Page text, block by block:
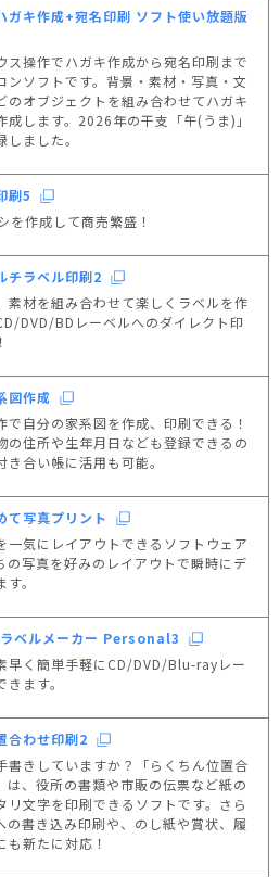
ガキ作成+宛名印刷 ソフト使い放題版
ス操作でハガキ作成から宛名印刷まで
ンソフトです。背景・素材・写真・文
のオブジェクトを組み合わせてハガキ
成します。2026年の干支「午(うま)」
ました。
刷5
を作成して商売繁盛！
チラベル印刷2
素材を組み合わせて楽しくラベルを作
DVD/BDレーベルへのダイレクト印
図作成
で自分の家系図を作成、印刷できる！
の住所や生年月日なども登録できるの
き合い帳に活用も可能。
て写真プリント
一気にレイアウトできるソフトウェア
の写真を好みのレイアウトで瞬時にデ
。
ラベルメーカー Personal3
早く簡単手軽にCD/DVD/Blu-rayレー
ます。
合わせ印刷2
書きしていますか？「らくちん位置合
は、役所の書類や市販の伝票など紙の
リ文字を印刷できるソフトです。さら
の書き込み印刷や、のし紙や賞状、履
も新たに対応！